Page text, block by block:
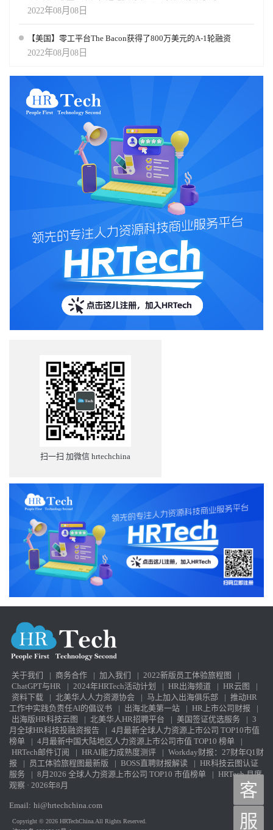
2022年08月08日
【美国】零工平台The Bacon获得了800万美元的A-1轮融资
2022年08月08日
扫一扫 加微信 hrtechchina
关于我们 | 商务合作 | 加入我们 | 2022新版员工体验旅程图
|
ChatGPT与HR
| 2024年HRTech活动计划 | HR出海频道 | HR云图
|
资料下载
| 北美华人人力资源协会 | 马上加入出海俱乐部 | 推动HR
工作中实践负责任AI的倡议书
| 出海北美第一站 | HR上市公司财报
|
出海版HR科技云图
| 北美华人HR招聘平台 | 美国签证优选服务 | 3
月全球HR科技投融资报告
| 4月最新全球人力资源上市公司 TOP10市值
榜单
| 4月最新中国大陆地区人力资源上市公司市值 TOP10 榜单
|
HRTech邮件订阅
| HRAI能力成熟度测评 | Workday财报：27财年Q1财
报
| 员工体验旅程图最新版 | BOSS直聘财报解读 | HR科技云图认证
服务
| 8月2026 全球人力资源上市公司 TOP10 市值榜单 | HRTech 月度
观察 · 2026年8月
Email: hi@hrtechchina.com
Copyright © 2026 HRTechChina.All Rights Reserved.
客
服